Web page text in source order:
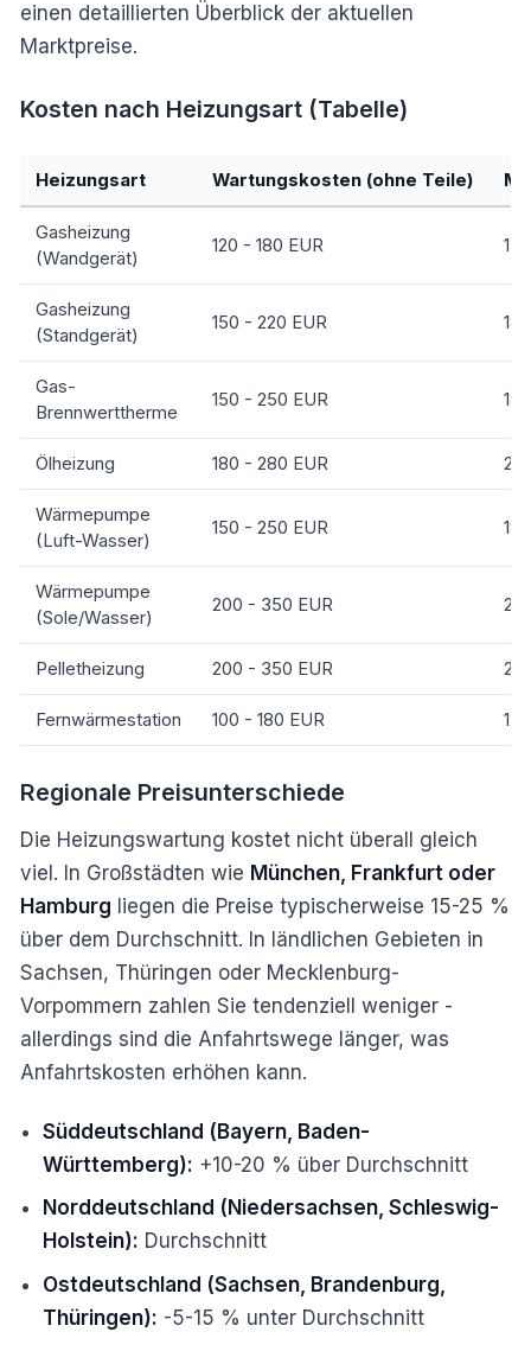
einen detaillierten Überblick der aktuellen
Marktpreise.
Kosten nach Heizungsart (Tabelle)
Heizungsart Wartungskosten (ohne Teile)
Gasheizung
(Wandgerät)
120 - 180 EUR
Gasheizung
(Standgerät)
150 - 220 EUR
Gas-
Brennwerttherme
150 - 250 EUR
Ölheizung 180 - 280 EUR
Wärmepumpe
(Luft-Wasser)
150 - 250 EUR
Wärmepumpe
(Sole/Wasser)
200 - 350 EUR
Pelletheizung 200 - 350 EUR
Fernwärmestation 100 - 180 EUR
Regionale Preisunterschiede
Die Heizungswartung kostet nicht überall gleich
viel. In Großstädten wie München, Frankfurt oder
Hamburg liegen die Preise typischerweise 15-25 %
über dem Durchschnitt. In ländlichen Gebieten in
Sachsen, Thüringen oder Mecklenburg-
Vorpommern zahlen Sie tendenziell weniger -
allerdings sind die Anfahrtswege länger, was
Anfahrtskosten erhöhen kann.
Süddeutschland (Bayern, Baden-
Württemberg): +10-20 % über Durchschnitt
Norddeutschland (Niedersachsen, Schleswig-
Holstein): Durchschnitt
Ostdeutschland (Sachsen, Brandenburg,
Thüringen): -5-15 % unter Durchschnitt